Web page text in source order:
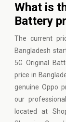
What is
Battery
The current
Bangladesh
5G Original
price in
genuine Oppo
our
located at